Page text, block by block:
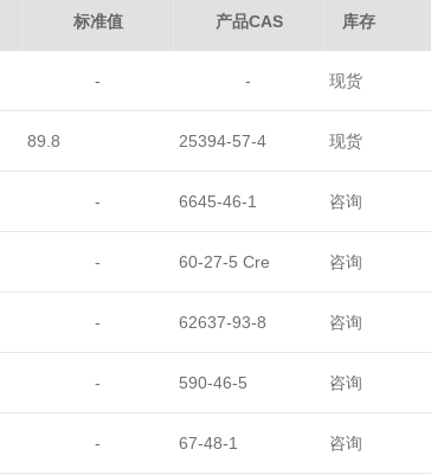
标准值 产品CAS 库存
- - 现货
89.8 25394-57-4 现货
- 6645-46-1 咨询
- 60-27-5 Cre 咨询
- 62637-93-8 咨询
- 590-46-5 咨询
- 67-48-1 咨询